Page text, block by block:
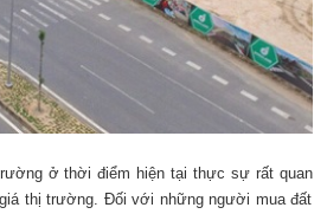
ở thời điểm hiện tại thực sự rất quan
thị trường. Đối với những người mua đất